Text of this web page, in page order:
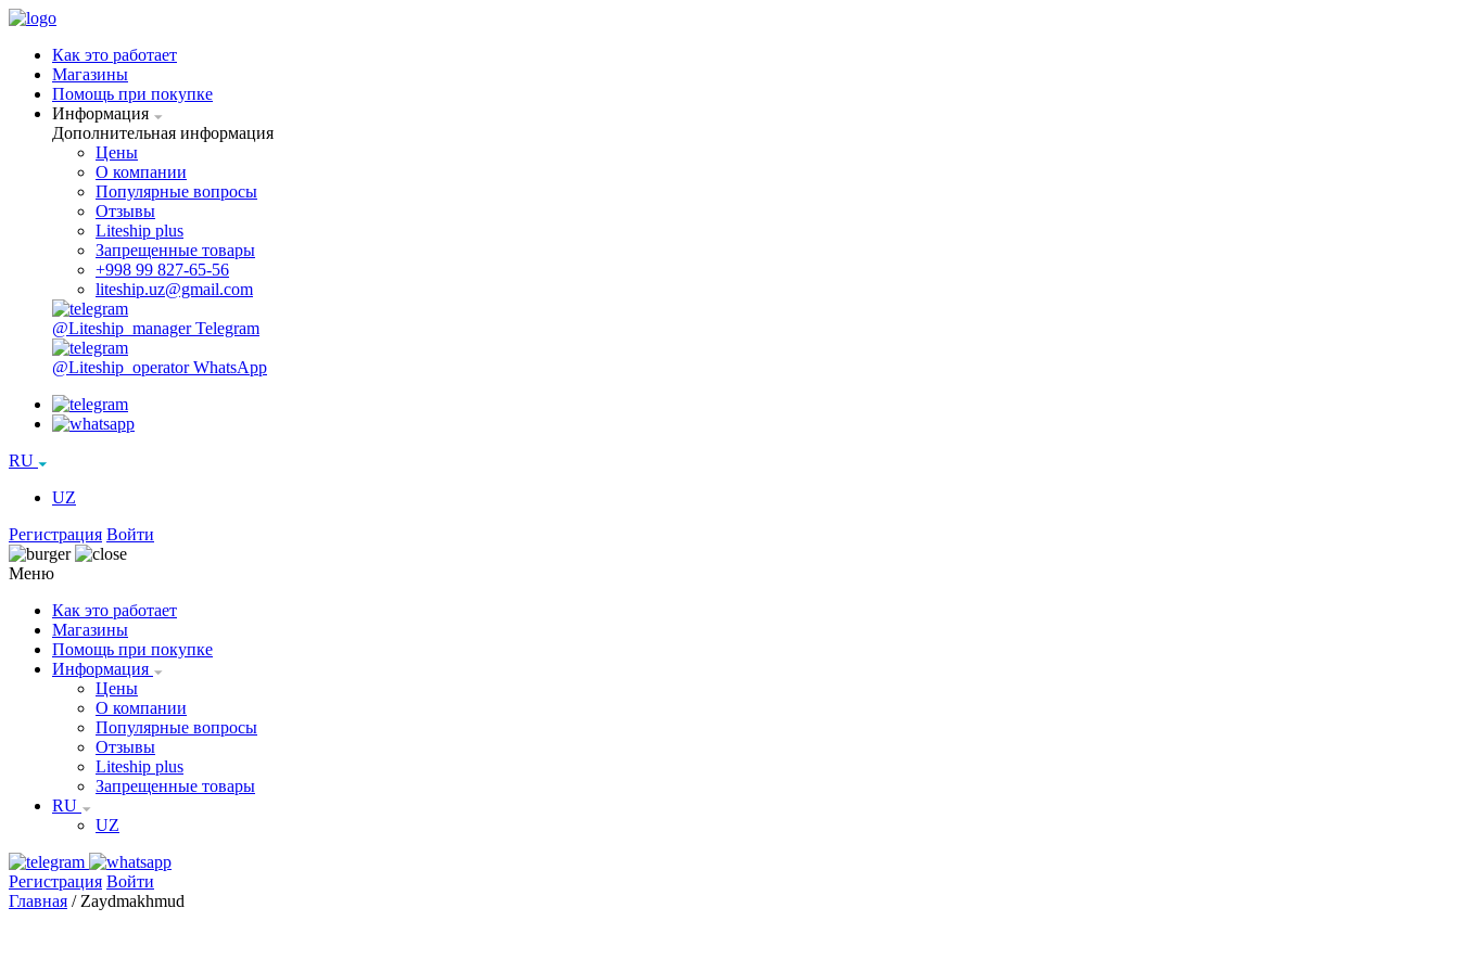
Как это работает
Магазины
Помощь при покупке
Информация
Дополнительная информация
Цены
О компании
Популярные вопросы
Отзывы
Liteship plus
Запрещенные товары
+998 99 827-65-56
liteship.uz@gmail.com
@Liteship_manager Telegram
@Liteship_operator WhatsApp
RU
UZ
Регистрация Войти
Меню
Как это работает
Магазины
Помощь при покупке
Информация
Цены
О компании
Популярные вопросы
Отзывы
Liteship plus
Запрещенные товары
RU
UZ
Регистрация Войти
Главная / Zaydmakhmud